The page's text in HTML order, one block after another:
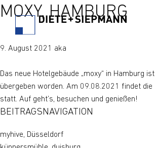
MOXY, HAMBURG
9. August 2021 aka
Das neue Hotelgebäude „moxy“ in Hamburg
übergeben worden. Am 09.08.2021 findet die
statt. Auf geht’s, besuchen und genießen!
BEITRAGSNAVIGATION
myhive, Düsseldorf